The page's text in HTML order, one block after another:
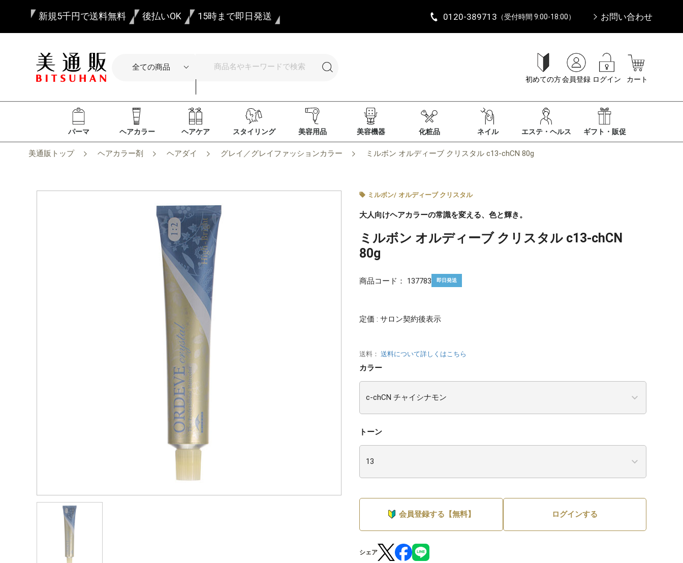
新規5千円で送料無料 後払いOK 15時まで即日発送 0120-389713 （受付時間 9:00-18:00） お問い合わせ
初めての方会員登録 ログイン カート
パーマ ヘアカラー ヘアケア スタイリング 美容用品 美容機器 化粧品 ネイル エステ・ヘルス ギフト・販促
美通販トップ ヘアカラー剤 ヘアダイ グレイ／グレイファッションカラー ミルボン オルディーブ クリスタル c13-chCN 80g
ミルボン/ オルディーブ クリスタル
大人向けヘアカラーの常識を変える、色と輝き。
ミルボン オルディーブ クリスタル c13-chCN
80g
商品コード： 137783 即日発送
定価 : サロン契約後表示
送料： 送料について詳しくはこちら
カラー
トーン
会員登録する【無料】 ログインする
シェア